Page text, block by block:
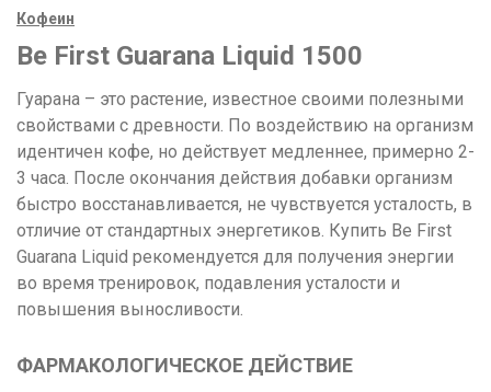
Кофеин
Be First Guarana Liquid 1500
Гуарана – это растение, известное своими полезными
свойствами с древности. По воздействию на организм
идентичен кофе, но действует медленнее, примерно 2-
3 часа. После окончания действия добавки организм
быстро восстанавливается, не чувствуется усталость, в
отличие от стандартных энергетиков. Купить Be First
Guarana Liquid рекомендуется для получения энергии
во время тренировок, подавления усталости и
повышения выносливости.
ФАРМАКОЛОГИЧЕСКОЕ ДЕЙСТВИЕ